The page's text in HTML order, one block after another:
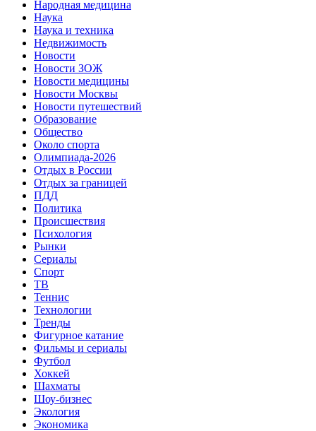
Народная медицина
Наука
Наука и техника
Недвижимость
Новости
Новости ЗОЖ
Новости медицины
Новости Москвы
Новости путешествий
Образование
Общество
Около спорта
Олимпиада-2026
Отдых в России
Отдых за границей
ПДД
Политика
Происшествия
Психология
Рынки
Сериалы
Спорт
ТВ
Теннис
Технологии
Тренды
Фигурное катание
Фильмы и сериалы
Футбол
Хоккей
Шахматы
Шоу-бизнес
Экология
Экономика